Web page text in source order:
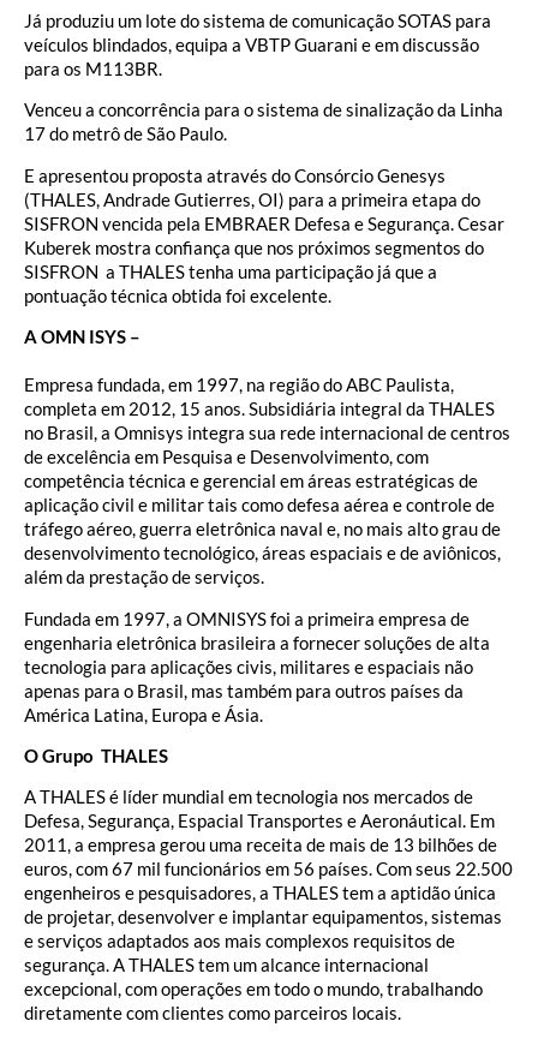
Já produziu um lote do sistema de comunicação SOTAS para
veículos blindados, equipa a VBTP Guarani e em discussão
para os M113BR.
Venceu a concorrência para o sistema de sinalização da Linha
17 do metrô de São Paulo.
E apresentou proposta através do Consórcio Genesys
(THALES, Andrade Gutierres, OI) para a primeira etapa do
SISFRON vencida pela EMBRAER Defesa e Segurança. Cesar
Kuberek mostra confiança que nos próximos segmentos do
SISFRON a THALES tenha uma participação já que a
pontuação técnica obtida foi excelente.
A OMN ISYS –
Empresa fundada, em 1997, na região do ABC Paulista,
completa em 2012, 15 anos. Subsidiária integral da THALES
no Brasil, a Omnisys integra sua rede internacional de centros
de excelência em Pesquisa e Desenvolvimento, com
competência técnica e gerencial em áreas estratégicas de
aplicação civil e militar tais como defesa aérea e controle de
tráfego aéreo, guerra eletrônica naval e, no mais alto grau de
desenvolvimento tecnológico, áreas espaciais e de aviônicos,
além da prestação de serviços.
Fundada em 1997, a OMNISYS foi a primeira empresa de
engenharia eletrônica brasileira a fornecer soluções de alta
tecnologia para aplicações civis, militares e espaciais não
apenas para o Brasil, mas também para outros países da
América Latina, Europa e Ásia.
O Grupo THALES
A THALES é líder mundial em tecnologia nos mercados de
Defesa, Segurança, Espacial Transportes e Aeronáutical. Em
2011, a empresa gerou uma receita de mais de 13 bilhões de
euros, com 67 mil funcionários em 56 países. Com seus 22.500
engenheiros e pesquisadores, a THALES tem a aptidão única
de projetar, desenvolver e implantar equipamentos, sistemas
e serviços adaptados aos mais complexos requisitos de
segurança. A THALES tem um alcance internacional
excepcional, com operações em todo o mundo, trabalhando
diretamente com clientes como parceiros locais.